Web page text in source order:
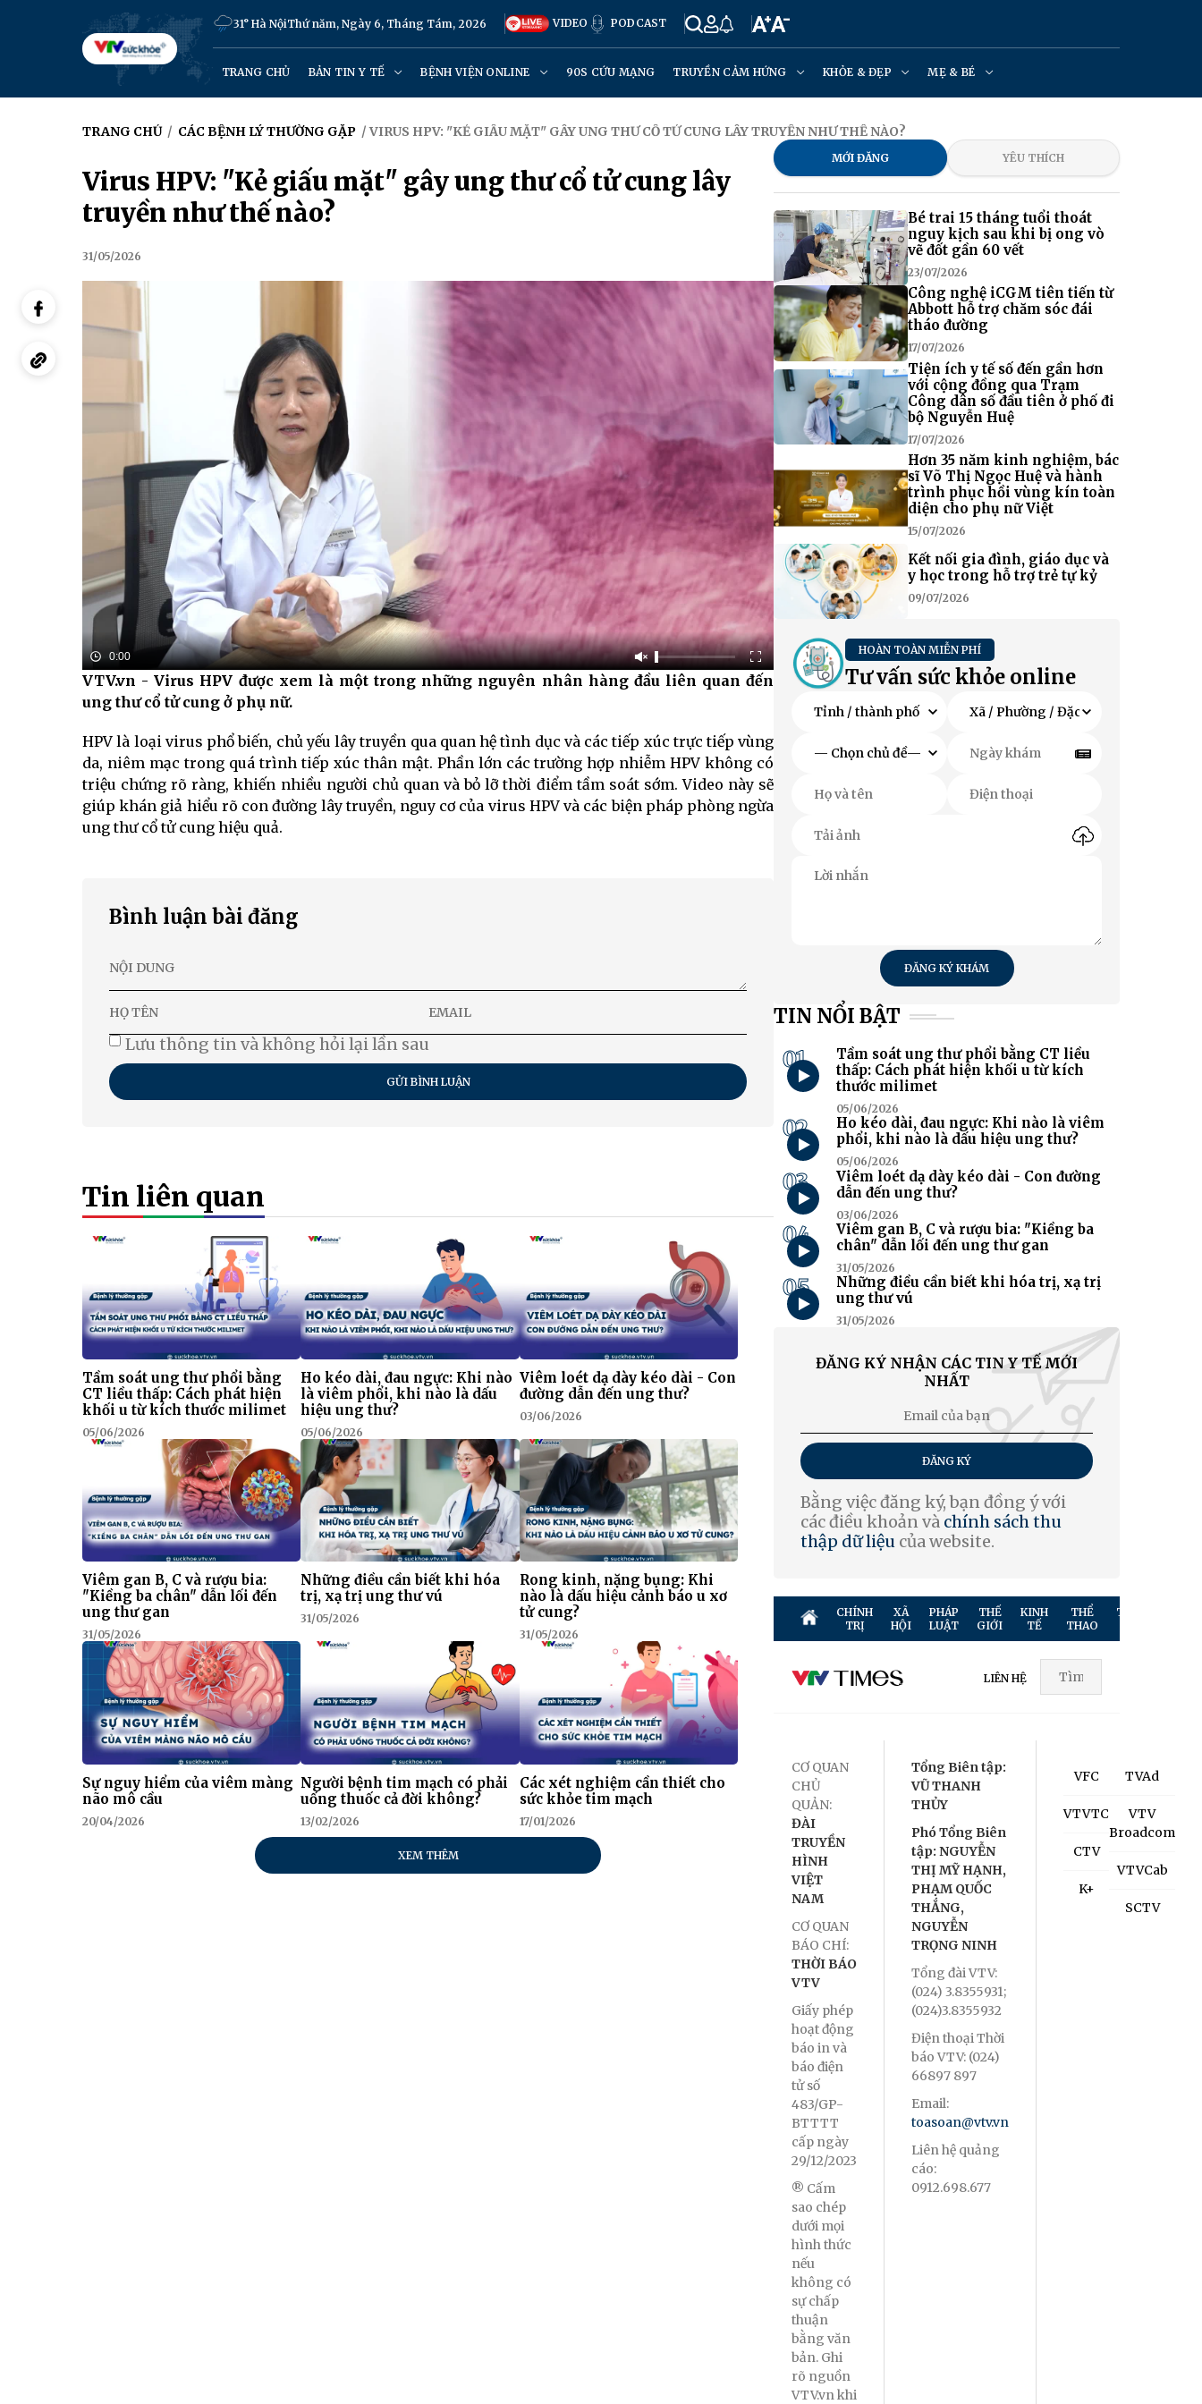
31° Hà NộiThứ năm, Ngày 6, Tháng Tám, 2026 VIDEO PODCAST
TRANG CHỦ BẢN TIN Y TẾ BỆNH VIỆN ONLINE 90S CỨU MẠNG TRUYỀN CẢM HỨNG KHỎE & ĐẸP MẸ & BÉ
TRANG CHỦ / CÁC BỆNH LÝ THƯỜNG GẶP / VIRUS HPV: "KẺ GIẤU MẶT" GÂY UNG THƯ CỔ TỬ CUNG LÂY TRUYỀN NHƯ THẾ NÀO?
Virus HPV: "Kẻ giấu mặt" gây ung thư cổ tử cung lây
truyền như thế nào?
31/05/2026
0:00
VTV.vn - Virus HPV được xem là một trong những nguyên nhân hàng đầu liên quan đến
ung thư cổ tử cung ở phụ nữ.
HPV là loại virus phổ biến, chủ yếu lây truyền qua quan hệ tình dục và các tiếp xúc trực tiếp vùng
da, niêm mạc trong quá trình tiếp xúc thân mật. Phần lớn các trường hợp nhiễm HPV không có
triệu chứng rõ ràng, khiến nhiều người chủ quan và bỏ lỡ thời điểm tầm soát sớm. Video này sẽ
giúp khán giả hiểu rõ con đường lây truyền, nguy cơ của virus HPV và các biện pháp phòng ngừa
ung thư cổ tử cung hiệu quả.
Bình luận bài đăng
Lưu thông tin và không hỏi lại lần sau
GỬI BÌNH LUẬN
Tin liên quan
Tầm soát ung thư phổi bằng
CT liều thấp: Cách phát hiện
khối u từ kích thước milimet
05/06/2026
Ho kéo dài, đau ngực: Khi nào
là viêm phổi, khi nào là dấu
hiệu ung thư?
05/06/2026
Viêm loét dạ dày kéo dài - Con
đường dẫn đến ung thư?
03/06/2026
Viêm gan B, C và rượu bia:
"Kiềng ba chân" dẫn lối đến
ung thư gan
31/05/2026
Những điều cần biết khi hóa
trị, xạ trị ung thư vú
31/05/2026
Rong kinh, nặng bụng: Khi
nào là dấu hiệu cảnh báo u xơ
tử cung?
31/05/2026
Sự nguy hiểm của viêm màng
não mô cầu
20/04/2026
Người bệnh tim mạch có phải
uống thuốc cả đời không?
13/02/2026
Các xét nghiệm cần thiết cho
sức khỏe tim mạch
17/01/2026
XEM THÊM
MỚI ĐĂNG YÊU THÍCH
Bé trai 15 tháng tuổi thoát
nguy kịch sau khi bị ong vò
vẽ đốt gần 60 vết
23/07/2026
Công nghệ iCGM tiên tiến từ
Abbott hỗ trợ chăm sóc đái
tháo đường
17/07/2026
Tiện ích y tế số đến gần hơn
với cộng đồng qua Trạm
Công dân số đầu tiên ở phố đi
bộ Nguyễn Huệ
17/07/2026
Hơn 35 năm kinh nghiệm, bác
sĩ Võ Thị Ngọc Huệ và hành
trình phục hồi vùng kín toàn
diện cho phụ nữ Việt
15/07/2026
Kết nối gia đình, giáo dục và
y học trong hỗ trợ trẻ tự kỷ
09/07/2026
HOÀN TOÀN MIỄN PHÍ
Tư vấn sức khỏe online
ĐĂNG KÝ KHÁM
TIN NỔI BẬT
01
Tầm soát ung thư phổi bằng CT liều
thấp: Cách phát hiện khối u từ kích
thước milimet
05/06/2026
02
Ho kéo dài, đau ngực: Khi nào là viêm
phổi, khi nào là dấu hiệu ung thư?
05/06/2026
03
Viêm loét dạ dày kéo dài - Con đường
dẫn đến ung thư?
03/06/2026
04
Viêm gan B, C và rượu bia: "Kiềng ba
chân" dẫn lối đến ung thư gan
31/05/2026
05
Những điều cần biết khi hóa trị, xạ trị
ung thư vú
31/05/2026
ĐĂNG KÝ NHẬN CÁC TIN Y TẾ MỚI
NHẤT
ĐĂNG KÝ
Bằng việc đăng ký, bạn đồng ý với
các điều khoản và chính sách thu
thập dữ liệu của website.
CHÍNH
TRỊ
XÃ
HỘI
PHÁP
LUẬT
THẾ
GIỚI
KINH
TẾ
THỂ
THAO
TRUYỀN
LIÊN HỆ
CƠ QUAN
CHỦ
QUẢN:
ĐÀI
TRUYỀN
HÌNH
VIỆT
NAM
CƠ QUAN
BÁO CHÍ:
THỜI BÁO
VTV
Giấy phép
hoạt động
báo in và
báo điện
tử số
483/GP-
BTTTT
cấp ngày
29/12/2023
® Cấm
sao chép
dưới mọi
hình thức
nếu
không có
sự chấp
thuận
bằng văn
bản. Ghi
rõ nguồn
VTV.vn khi
Tổng Biên tập:
VŨ THANH
THỦY
Phó Tổng Biên
tập: NGUYỄN
THỊ MỸ HẠNH,
PHẠM QUỐC
THẮNG,
NGUYỄN
TRỌNG NINH
Tổng đài VTV:
(024) 3.8355931;
(024)3.8355932
Điện thoại Thời
báo VTV: (024)
66897 897
Email:
toasoan@vtv.vn
Liên hệ quảng
cáo:
0912.698.677
VFC
VTVTC
CTV
K+
TVAd
VTV
Broadcom
VTVCab
SCTV